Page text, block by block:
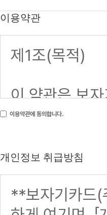
이용약관
이용약관에 동의합니다.
개인정보 취급방침